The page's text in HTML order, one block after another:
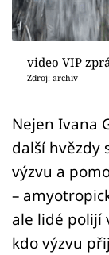
Videa
Sledujte
Sledujte nás
video VIP
Zdroj: archiv
Nejen Ivana
další hvězdy
výzvu a
–
ale lidé polijí
kdo výzvu